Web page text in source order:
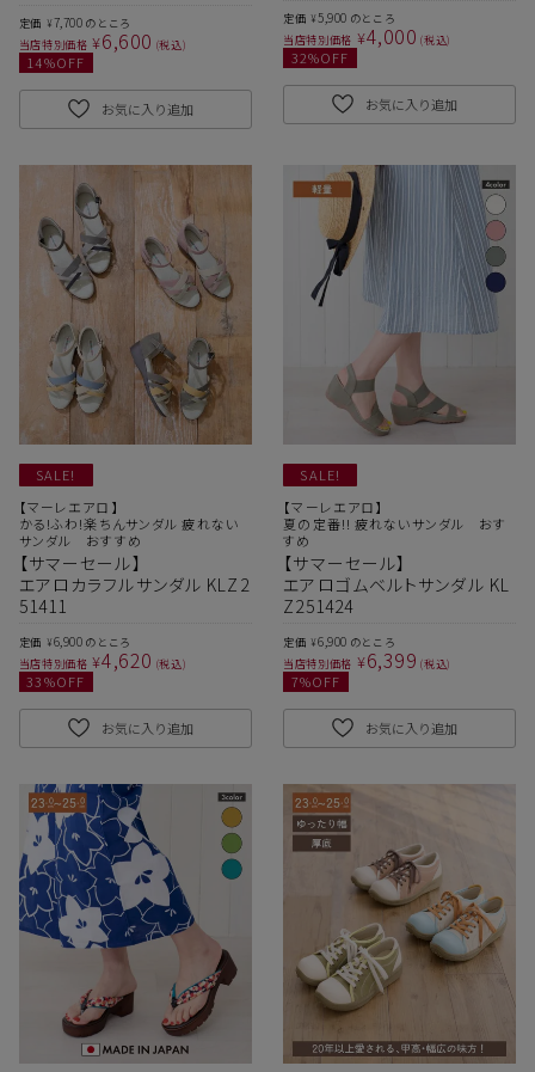
定価 ¥7,700 のところ
当店特別価格 ¥6,600 税込
14%OFF
お気に入り追加
定価 ¥5,900 のところ
当店特別価格 ¥4,000 税込
32%OFF
お気に入り追加
SALE!
【マーレエアロ】
かる!ふわ!楽ちんサンダル 疲れない
サンダル おすすめ
【サマーセール】
エアロカラフルサンダル KLZ2
51411
定価 ¥6,900 のところ
当店特別価格 ¥4,620 税込
33%OFF
お気に入り追加
SALE!
【マーレエアロ】
夏の定番!! 疲れないサンダル おす
すめ
【サマーセール】
エアロゴムベルトサンダル KL
Z251424
定価 ¥6,900 のところ
当店特別価格 ¥6,399 税込
7%OFF
お気に入り追加
ヒールの高さ
絞り込んで検索する